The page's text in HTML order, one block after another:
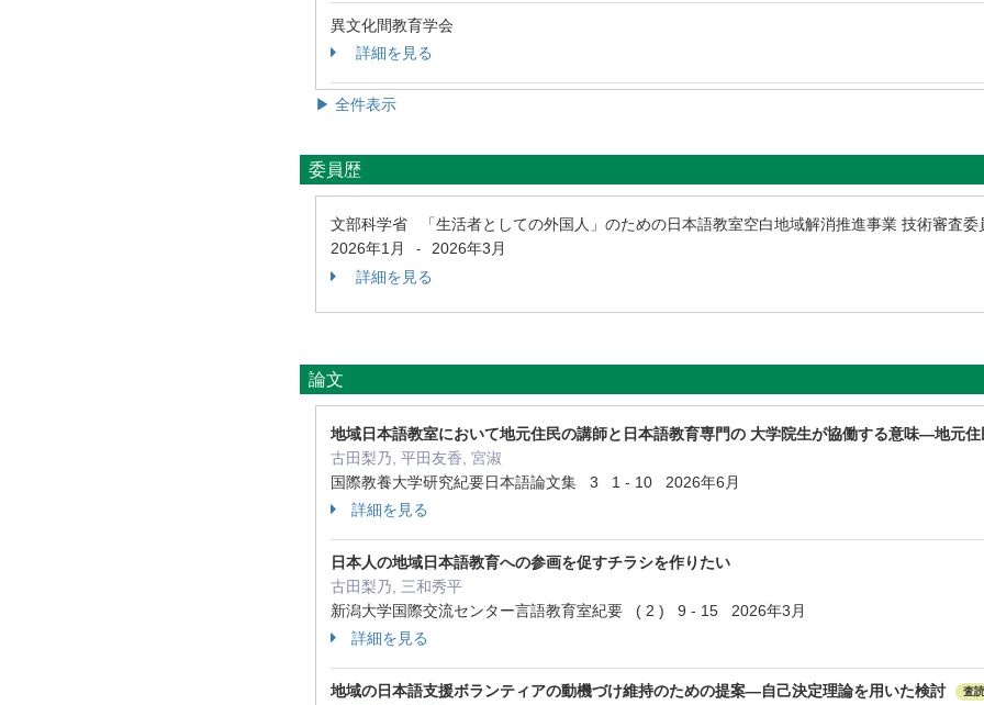
異文化間教育学会
詳細を見る
▶ 全件表示
委員歴
文部科学省 「生活者としての外国人」のための日本語教室空白地域解消推進事業 技術審査
2026年1月
-
2026年3月
詳細を見る
論文
地域日本語教室において地元住民の講師と日本語教育専門の 大学院生が協働する意味―地元
古田梨乃, 平田友香, 宮淑
国際教養大学研究紀要日本語論文集 3 1 - 10 2026年6月
詳細を見る
日本人の地域日本語教育への参画を促すチラシを作りたい
古田梨乃, 三和秀平
新潟大学国際交流センター言語教育室紀要 ( 2 ) 9 - 15 2026年3月
詳細を見る
地域の日本語支援ボランティアの動機づけ維持のための提案―自己決定理論を用いた検討 査読